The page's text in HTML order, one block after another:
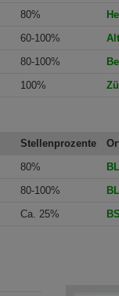
80%
60-100%
80-100%
100%
Stellenprozente
80%
80-100%
Ca. 25%